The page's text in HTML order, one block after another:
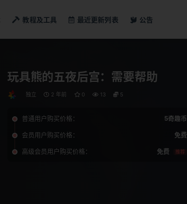
教程及工具 最近更新列表 公告
玩具熊的五夜后宫：需要帮助
独立 2 年前 0 13 5
普通用户购买价格： 5奇趣币
会员用户购买价格： 免费
高级会员用户购买价格： 免费 推荐